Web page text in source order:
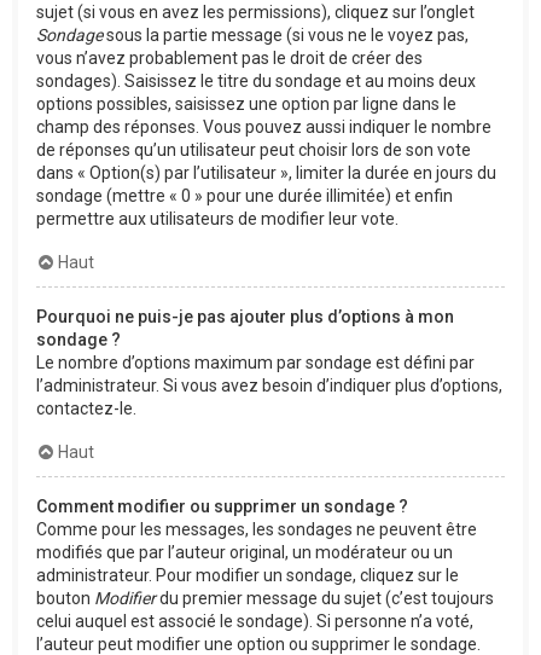
sujet (si vous en avez les permissions), cliquez sur l’onglet
Sondagesous la partie message (si vous ne le voyez pas,
vous n’avez probablement pas le droit de créer des
sondages). Saisissez le titre du sondage et au moins deux
options possibles, saisissez une option par ligne dans le
champ des réponses. Vous pouvez aussi indiquer le nombre
de réponses qu’un utilisateur peut choisir lors de son vote
dans « Option(s) par l’utilisateur », limiter la durée en jours du
sondage (mettre « 0 » pour une durée illimitée) et enfin
permettre aux utilisateurs de modifier leur vote.
Haut
Pourquoi ne puis-je pas ajouter plus d’options à mon
sondage ?
Le nombre d’options maximum par sondage est défini par
l’administrateur. Si vous avez besoin d’indiquer plus d’options,
contactez-le.
Haut
Comment modifier ou supprimer un sondage ?
Comme pour les messages, les sondages ne peuvent être
modifiés que par l’auteur original, un modérateur ou un
administrateur. Pour modifier un sondage, cliquez sur le
bouton Modifierdu premier message du sujet (c’est toujours
celui auquel est associé le sondage). Si personne n’a voté,
l’auteur peut modifier une option ou supprimer le sondage.